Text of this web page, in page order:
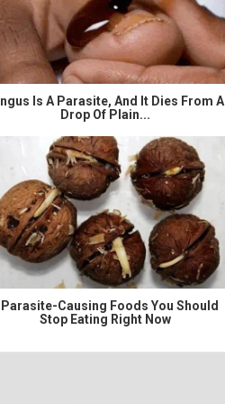
Is A Parasite, And It Dies From A
Drop Of Plain...
Causing Foods You Should
Stop Eating Right Now